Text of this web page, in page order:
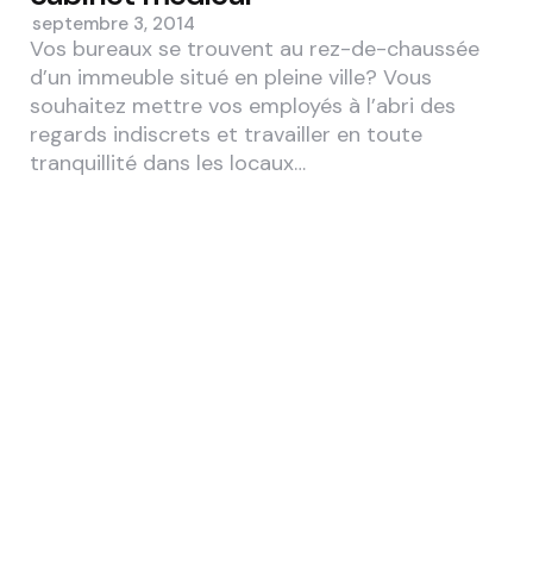
septembre 3, 2014
Vos bureaux se trouvent au rez-de-chaussée
d’un immeuble situé en pleine ville? Vous
souhaitez mettre vos employés à l’abri des
regards indiscrets et travailler en toute
tranquillité dans les locaux…